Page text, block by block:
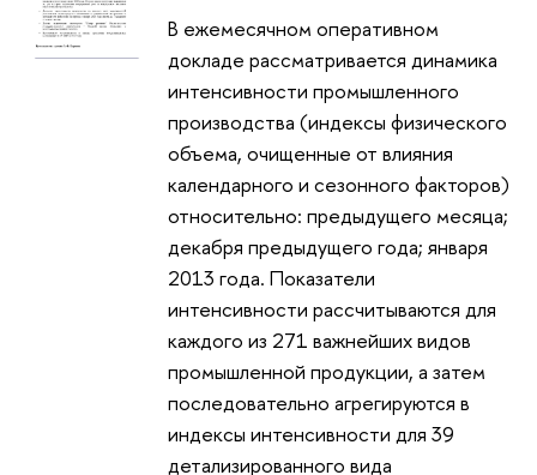
В ежемесячном оперативном
докладе рассматривается динамика
интенсивности промышленного
производства (индексы физического
объема, очищенные от влияния
календарного и сезонного факторов)
относительно: предыдущего месяца;
декабря предыдущего года; января
2013 года. Показатели
интенсивности рассчитываются для
каждого из 271 важнейших видов
промышленной продукции, а затем
последовательно агрегируются в
индексы интенсивности для 39
детализированного вида